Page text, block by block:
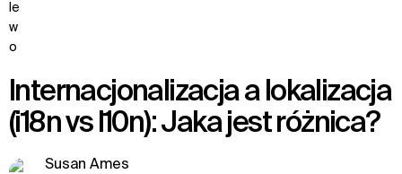
Internacjonalizacja a lokalizacja
(i18n vs l10n): Jaka jest różnica?
Susan Ames